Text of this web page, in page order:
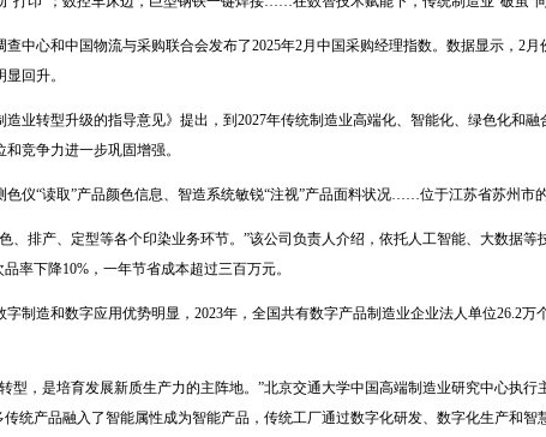
查中心和中国物流与采购联合会发布了2025年2月中国采购经理指数。数据显示，2
回升。
造业转型升级的指导意见》提出，到2027年传统制造业高端化、智能化、绿色化和
竞争力进一步巩固增强。
仪“读取”产品颜色信息、智造系统敏锐“注视”产品面料状况……位于江苏省苏州市
、排产、定型等各个印染业务环节。”该公司负责人介绍，依托人工智能、大数据
率下降10%，一年节省成本超过三百万元。
字制造和数字应用优势明显，2023年，全国共有数字产品制造业企业法人单位26.2
型，是培育发展新质生产力的主阵地。”北京交通大学中国高端制造业研究中心执
统产品融入了智能属性成为智能产品，传统工厂通过数字化研发、数字化生产和智